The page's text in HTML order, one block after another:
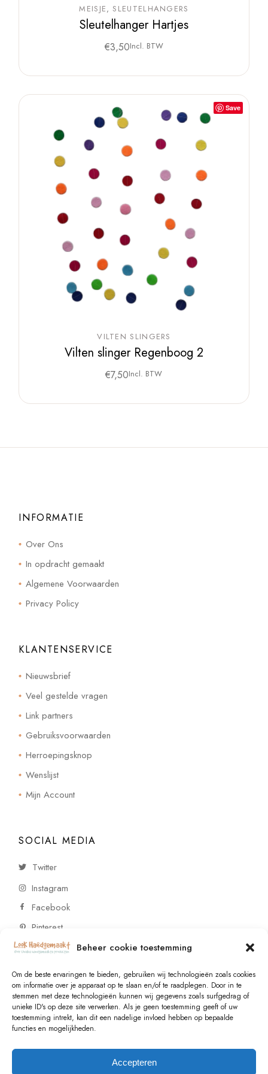
Beheer cookie toestemming
Om de beste ervaringen te bieden, gebruiken wij technologieën zoals cookies
om informatie over je apparaat op te slaan en/of te raadplegen. Door in te
stemmen met deze technologieën kunnen wij gegevens zoals surfgedrag of
unieke ID's op deze site verwerken. Als je geen toestemming geeft of uw
toestemming intrekt, kan dit een nadelige invloed hebben op bepaalde
functies en mogelijkheden.
Accepteren
MEISJE SLEUTELHANGERS
Sleutelhanger Hartjes
€3,50Incl. BTW
Save
VILTEN SLINGERS
Vilten slinger Regenboog 2
€7,50Incl. BTW
INFORMATIE
Over Ons
In opdracht gemaakt
Algemene Voorwaarden
Privacy Policy
KLANTENSERVICE
Nieuwsbrief
Veel gestelde vragen
Link partners
Gebruiksvoorwaarden
Herroepingsknop
Wenslijst
Mijn Account
SOCIAL MEDIA
Twitter
Instagram
Facebook
Pinterest
CONTACT
Vragen of wensen? Neem contact op!
+31 (0)6 229 021 29